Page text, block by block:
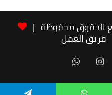
فريق العمل
انستقرامواتساب